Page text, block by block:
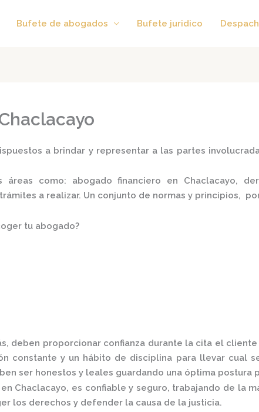
Bufete de abogados Bufete juridico
a brindar y representar a las partes
áreas como: abogado financiero en Chaclacayo,
a realizar. Un conjunto de normas y principios,
tu abogado?
deben proporcionar confianza durante la cita el
constante y un hábito de disciplina para llevar cual
ser honestos y leales guardando una óptima postura
Chaclacayo, es confiable y seguro, trabajando de la
los derechos y defender la causa de la justicia.